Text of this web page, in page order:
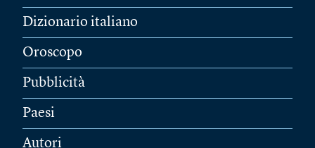
Dizionario italiano
Oroscopo
Pubblicità
Paesi
Autori